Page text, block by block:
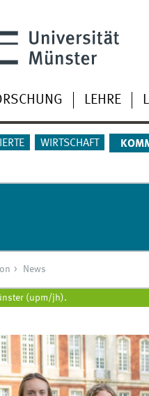
LEHRE
WIRTSCHAFT
News
(upm/jh).